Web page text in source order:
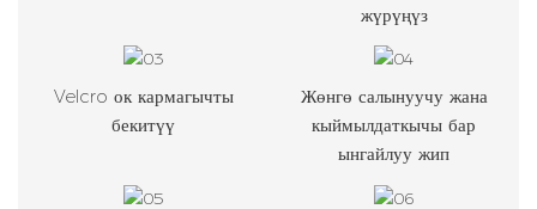
жүрүңүз
Velcro ок кармагычты
бекитүү
Жөнгө салынуучу жана
кыймылдаткычы бар
ынгайлуу жип